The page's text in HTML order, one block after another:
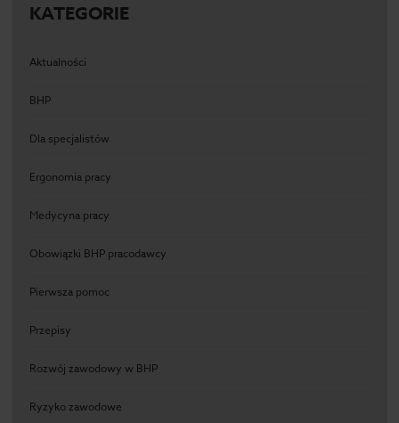
KATEGORIE
Aktualności
BHP
Dla specjalistów
Ergonomia pracy
Medycyna pracy
Obowiązki BHP pracodawcy
Pierwsza pomoc
Przepisy
Rozwój zawodowy w BHP
Ryzyko zawodowe